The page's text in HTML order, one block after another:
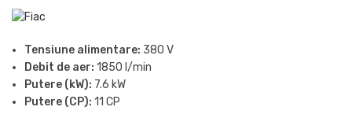
Tensiune alimentare: 380 V
Debit de aer: 1850 l/min
Putere (kW): 7.6 kW
Putere (CP): 11 CP